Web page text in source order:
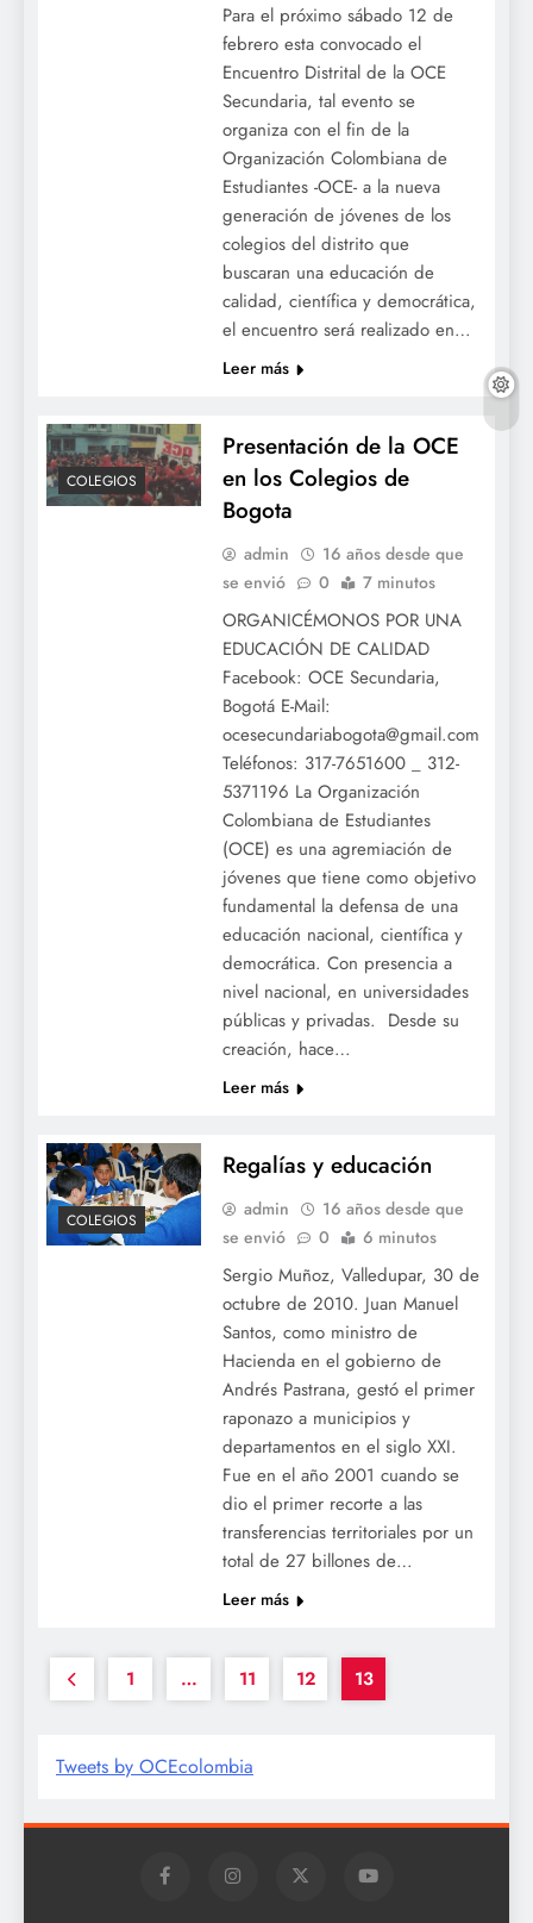
Para el próximo sábado 12 de
febrero esta convocado el
Encuentro Distrital de la OCE
Secundaria, tal evento se
organiza con el fin de la
Organización Colombiana de
Estudiantes -OCE- a la nueva
generación de jóvenes de los
colegios del distrito que
buscaran una educación de
calidad, científica y democrática,
el encuentro será realizado en…
Leer más
COLEGIOS
Presentación de la OCE
en los Colegios de
Bogota
admin
16 años desde que
se envió
0 7 minutos
ORGANICÉMONOS POR UNA
EDUCACIÓN DE CALIDAD
Facebook: OCE Secundaria,
Bogotá E-Mail:
ocesecundariabogota@gmail.com
Teléfonos: 317-7651600 _ 312-
5371196 La Organización
Colombiana de Estudiantes
(OCE) es una agremiación de
jóvenes que tiene como objetivo
fundamental la defensa de una
educación nacional, científica y
democrática. Con presencia a
nivel nacional, en universidades
públicas y privadas. Desde su
creación, hace…
Leer más
COLEGIOS
Regalías y educación
admin
16 años desde que
se envió
0 6 minutos
Sergio Muñoz, Valledupar, 30 de
octubre de 2010. Juan Manuel
Santos, como ministro de
Hacienda en el gobierno de
Andrés Pastrana, gestó el primer
raponazo a municipios y
departamentos en el siglo XXI.
Fue en el año 2001 cuando se
dio el primer recorte a las
transferencias territoriales por un
total de 27 billones de…
Leer más
1 … 11 12 13
Tweets by OCEcolombia